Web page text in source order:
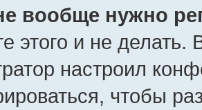
вообще нужно
этого и не делать.
настроил
чтобы